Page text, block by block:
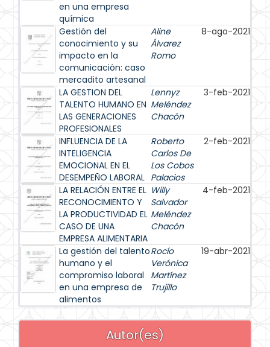
en una empresa
química
Gestión del
conocimiento y su
impacto en la
comunicación: caso
mercadito artesanal
Aline
Álvarez
Romo
8-ago-2021
LA GESTION DEL
TALENTO HUMANO EN
LAS GENERACIONES
PROFESIONALES
Lennyz
Meléndez
Chacón
3-feb-2021
INFLUENCIA DE LA
INTELIGENCIA
EMOCIONAL EN EL
DESEMPEÑO LABORAL
Roberto
Carlos De
Los Cobos
Palacios
2-feb-2021
LA RELACIÓN ENTRE EL
RECONOCIMIENTO Y
LA PRODUCTIVIDAD EL
CASO DE UNA
EMPRESA ALIMENTARIA
Willy
Salvador
Meléndez
Chacón
4-feb-2021
La gestión del talento
humano y el
compromiso laboral
en una empresa de
alimentos
Rocío
Verónica
Martínez
Trujillo
19-abr-2021
Autor(es)